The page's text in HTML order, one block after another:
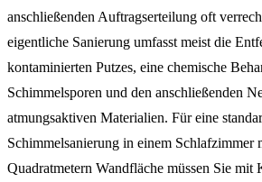
anschließenden Auftragserteilung oft
eigentliche Sanierung umfasst meist die
kontaminierten Putzes, eine chemische
Schimmelsporen und den anschließenden
atmungsaktiven Materialien. Für eine
Schimmelsanierung in einem Schlafzimmer
Quadratmetern Wandfläche müssen Sie mit